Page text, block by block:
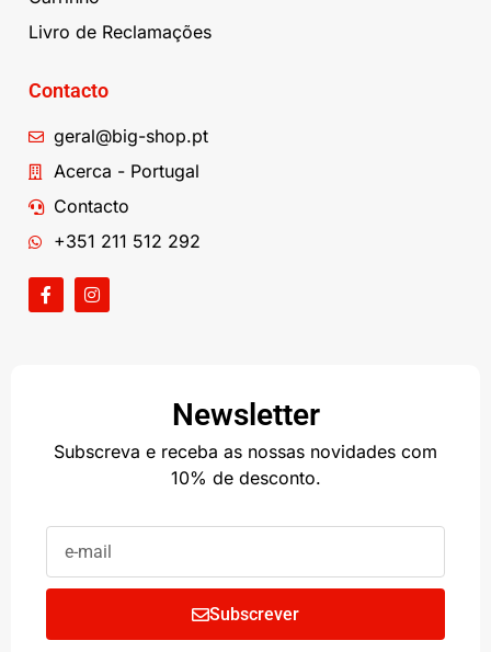
Livro de Reclamações
Contacto
geral@big-shop.pt
Acerca - Portugal
Contacto
+351 211 512 292
Newsletter
Subscreva e receba as nossas novidades com
10% de desconto.
Subscrever